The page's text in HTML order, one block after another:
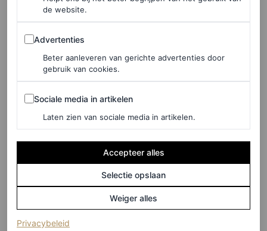
©PHIL OH
de website.
Advertenties
Advertenties
Beter aanleveren van gerichte advertenties door
gebruik van cookies.
Sociale media in artikelen
Sociale media in artikelen
Laten zien van sociale media in artikelen.
Accepteer alles
Selectie opslaan
Weiger alles
Privacybeleid